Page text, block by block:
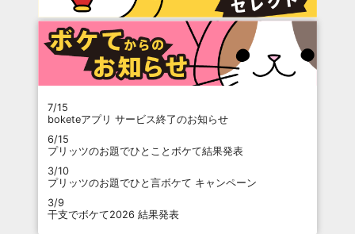
7/15
boketeアプリ サービス終了のお知らせ
6/15
プリッツのお題でひとことボケて結果発表
3/10
プリッツのお題でひと言ボケて キャンペーン
3/9
干支でボケて2026 結果発表